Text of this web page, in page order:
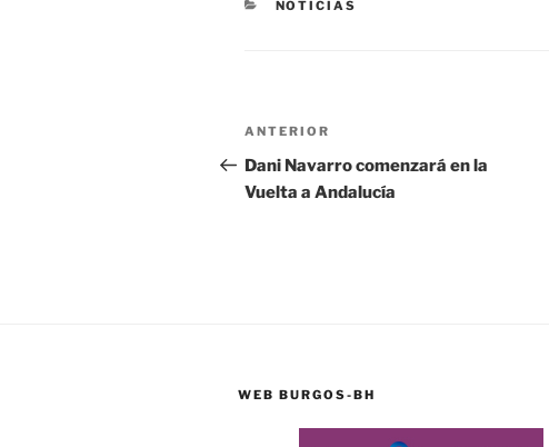
CATEGORÍAS
NOTICIAS
Navegación
de
entradas
Entrada
anterior:
ANTERIOR
Dani Navarro comenzará en la
Vuelta a Andalucía
WEB BURGOS-BH